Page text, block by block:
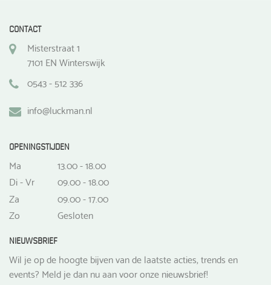
CONTACT
Misterstraat 1
7101 EN Winterswijk
0543 - 512 336
info@luckman.nl
OPENINGSTIJDEN
Ma
13.00 - 18.00
Di - Vr
09.00 - 18.00
Za
09.00 - 17.00
Zo
Gesloten
NIEUWSBRIEF
Wil je op de hoogte bijven van de laatste acties, trends en
events? Meld je dan nu aan voor onze nieuwsbrief!